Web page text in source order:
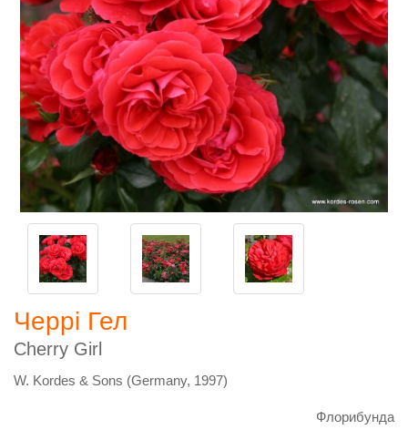
Черрі Гел
Cherry Girl
W. Kordes & Sons (Germany, 1997)
Флорибунда